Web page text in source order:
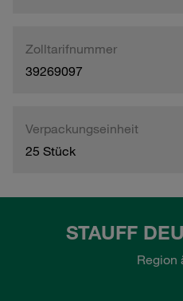
Zolltarifnummer
39269097
Verpackungseinheit
25 Stück
STAUFF
Region